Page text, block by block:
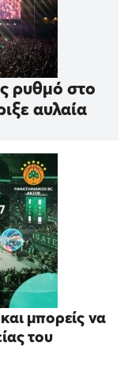
ρυθμό στο
αυλαία
μπορείς να
του